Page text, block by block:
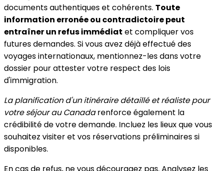
documents authentiques et cohérents. Toute
information erronée ou contradictoire peut
entraîner un refus immédiat et compliquer vos
futures demandes. Si vous avez déjà effectué des
voyages internationaux, mentionnez-les dans votre
dossier pour attester votre respect des lois
d'immigration.
La planification d'un itinéraire détaillé et réaliste pour
votre séjour au Canadarenforce également la
crédibilité de votre demande. Incluez les lieux que vous
souhaitez visiter et vos réservations préliminaires si
disponibles.